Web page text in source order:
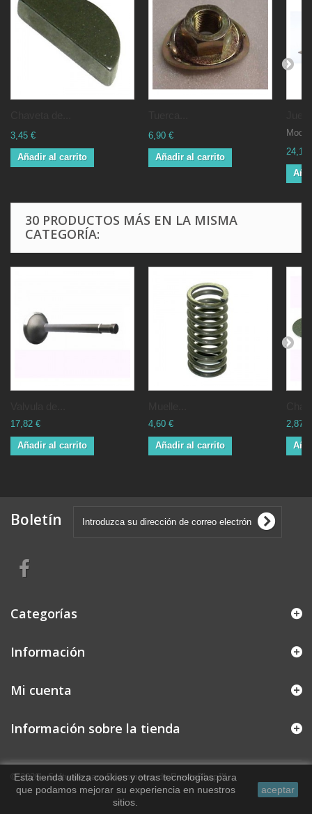
3,45 €
Añadir al carrito
6,90 €
Añadir al carrito
Mod
24,15
30 PRODUCTOS MÁS EN LA MISMA
CATEGORÍA:
17,82 €
Añadir al carrito
4,60 €
Añadir al carrito
2,87 €
Boletín
Categorías
Información
© 2026 - Software para Ecommerce de PrestaShop™
Mi cuenta
Información sobre la tienda
Esta tienda utiliza cookies y otras tecnologías para
que podamos mejorar su experiencia en nuestros
sitios.
aceptar